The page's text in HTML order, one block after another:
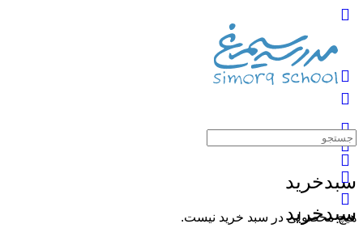
سبدخرید
هیچ محصولی در سبد خرید نیست.
سبدخرید